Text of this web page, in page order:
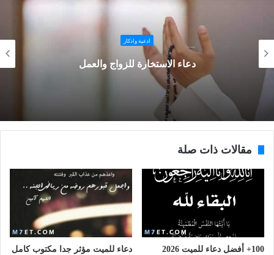
ادعية واذكار
دعاء الاستخارة للزواج والعمل
مقالات ذات صلة
100+ أفضل دعاء للميت 2026
دعاء للميت مؤثر جدا مكتوب كامل